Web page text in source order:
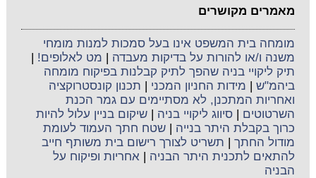
מאמרים מקושרים
מומחה בית המשפט אינו בעל סמכות למנות מומחי
משנה ו/או להורות על בדיקות מעבדה | מט לאלופים! |
תיק ליקויי בניה שהפך לתיק קבלנות בפיקוח מומחה
ביהמ"ש | מידות החניון המכני | תכנון קונסטרוקציה
ואחריות המתכנן, לא מסתיימים עם גמר הכנת
השרטוטים |סיווג ליקויי בניה |שיקום בניין עלול להיות
כרוך בקבלת היתר בנייה |שטח חתך העמוד לעומת
מודול החתך | תשריט לצורך רישום בית משותף חייב
להתאים לתכנית היתר הבניה | אחריות ופיקוח על
הבניה